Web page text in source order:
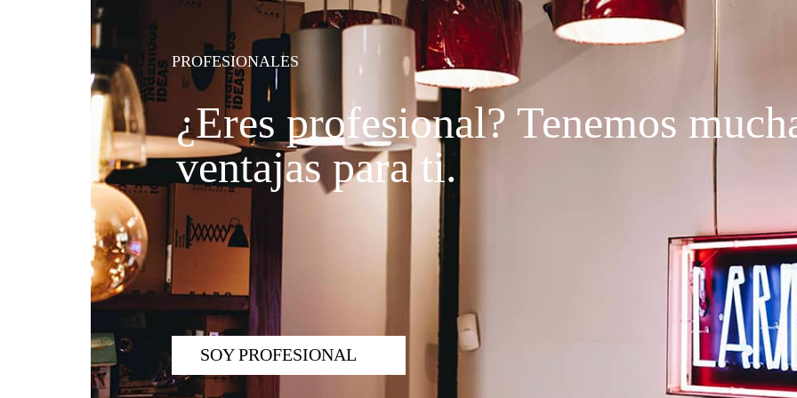
PROFESIONALES
¿Eres profesional? Tenemos
ventajas para ti.
SOY PROFESIONAL